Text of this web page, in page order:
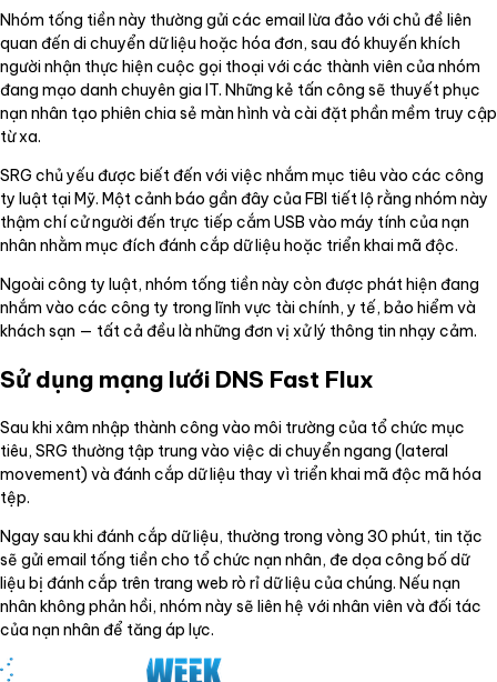
Nhóm tống tiền này thường gửi các email lừa đảo với chủ đề liên
quan đến di chuyển dữ liệu hoặc hóa đơn, sau đó khuyến khích
người nhận thực hiện cuộc gọi thoại với các thành viên của nhóm
đang mạo danh chuyên gia IT. Những kẻ tấn công sẽ thuyết phục
nạn nhân tạo phiên chia sẻ màn hình và cài đặt phần mềm truy cập
từ xa.
SRG chủ yếu được biết đến với việc nhắm mục tiêu vào các công
ty luật tại Mỹ. Một cảnh báo gần đây của FBI tiết lộ rằng nhóm này
thậm chí cử người đến trực tiếp cắm USB vào máy tính của nạn
nhân nhằm mục đích đánh cắp dữ liệu hoặc triển khai mã độc.
Ngoài công ty luật, nhóm tống tiền này còn được phát hiện đang
nhắm vào các công ty trong lĩnh vực tài chính, y tế, bảo hiểm và
khách sạn — tất cả đều là những đơn vị xử lý thông tin nhạy cảm.
Sử dụng mạng lưới DNS Fast Flux
Sau khi xâm nhập thành công vào môi trường của tổ chức mục
tiêu, SRG thường tập trung vào việc di chuyển ngang (lateral
movement) và đánh cắp dữ liệu thay vì triển khai mã độc mã hóa
tệp.
Ngay sau khi đánh cắp dữ liệu, thường trong vòng 30 phút, tin tặc
sẽ gửi email tống tiền cho tổ chức nạn nhân, đe dọa công bố dữ
liệu bị đánh cắp trên trang web rò rỉ dữ liệu của chúng. Nếu nạn
nhân không phản hồi, nhóm này sẽ liên hệ với nhân viên và đối tác
của nạn nhân để tăng áp lực.